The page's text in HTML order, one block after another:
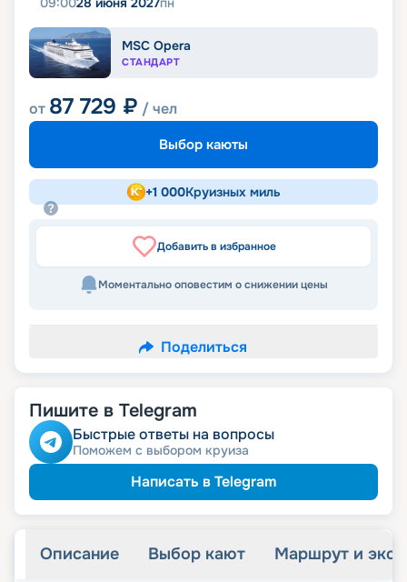
MSC Opera
СТАНДАРТ
от 87 729 ₽ / чел
Выбор каюты
+1 000Круизных миль
Добавить в избранное
Моментально оповестим о снижении цены
Поделиться
Пишите в Telegram
Быстрые ответы на вопросы
Поможем с выбором круиза
Написать в Telegram
Описание Выбор кают Маршрут и